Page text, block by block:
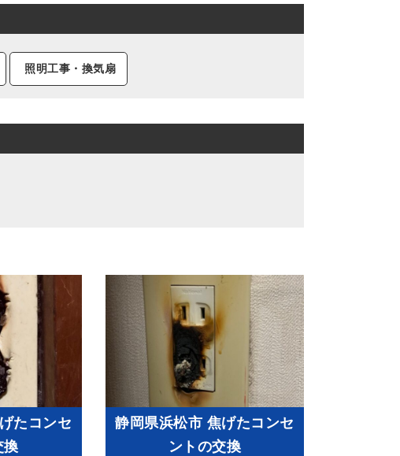
照明工事・換気扇
たコンセ
換
静岡県浜松市 焦げたコンセ
ントの交換